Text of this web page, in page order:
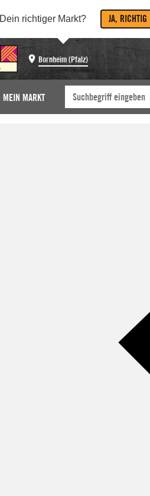
Dein richtiger Markt? JA, RICHTIG
Bornheim (Pfalz)
MEIN MARKT